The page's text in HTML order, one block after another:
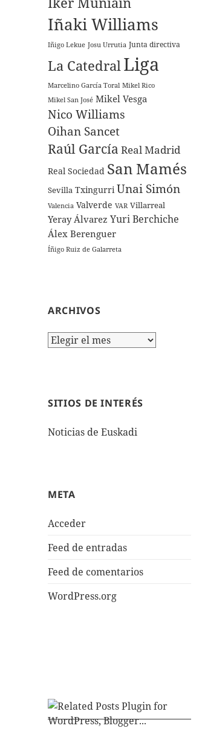
Iñaki Williams
Iñigo Lekue Josu Urrutia Junta directiva
La CatedralLiga
Marcelino García Toral Mikel Rico
Mikel San José Mikel Vesga
Nico Williams
Oihan Sancet
Raúl García Real Madrid
Real Sociedad San Mamés
Sevilla Txingurri Unai Simón
Valencia Valverde VAR Villarreal
Yeray Álvarez Yuri Berchiche
Álex Berenguer
Íñigo Ruiz de Galarreta
ARCHIVOS
Archivos
SITIOS DE INTERÉS
Noticias de Euskadi
META
Acceder
Feed de entradas
Feed de comentarios
WordPress.org